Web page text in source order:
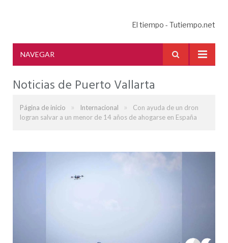
El tiempo - Tutiempo.net
NAVEGAR
Noticias de Puerto Vallarta
Página de inicio » Internacional »
Con ayuda de un dron
logran salvar a un menor de 14 años de ahogarse en España